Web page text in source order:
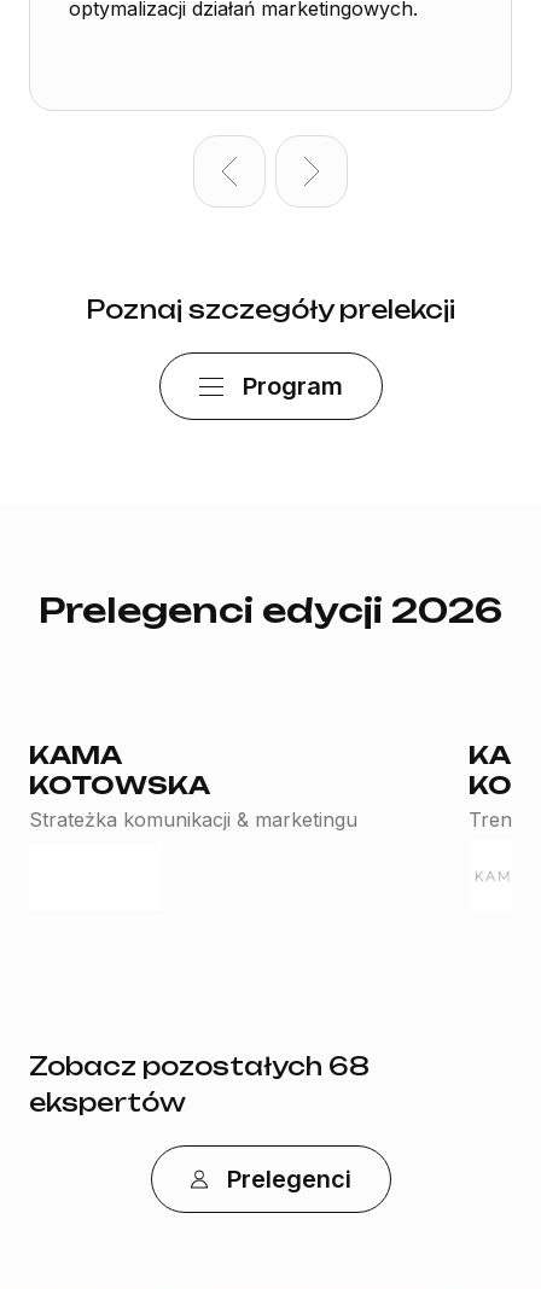
optymalizacji działań marketingowych.
Program
Poznaj szczegóły prelekcji
Prelegenci edycji 2026
Marketing
KAMA
KOTOWSKA
Strateżka komunikacji & marketingu Trener
Prelegenci
Zobacz pozostałych 68
ekspertów